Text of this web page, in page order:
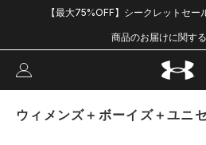
【最大75%OFF】シークレットセー
商品のお届けに関す
ウィメンズ＋ボーイズ＋ユニ